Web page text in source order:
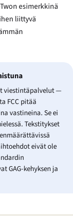
esimerkkinä
liittyvä
viestintäpalvelut —
FCC pitää
vastineina. Se ei
Tekstitykset
eivät ole
GAG-kehyksen ja